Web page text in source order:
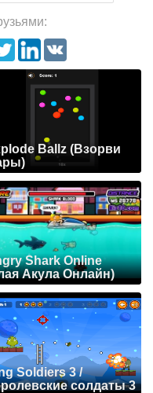
Ballz (Взорви
Shark Online
Акула Онлайн)
Soldiers 3 /
солдаты 3